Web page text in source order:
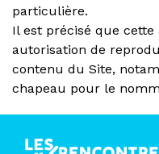
particulière.
Il est précisé que cette
autorisation de
contenu du Site,
chapeau pour le